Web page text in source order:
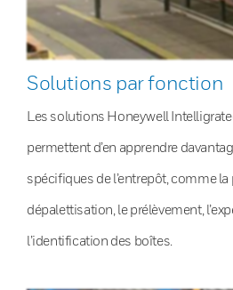
Solutions par fonction
Les solutions Honeywell
permettent d’en apprendre
spécifiques de l’entrepôt, comme
dépalettisation, le prélèvement,
l’identification des boîtes.